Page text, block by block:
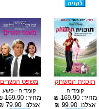
תוכנית המשחק
קומדיה
מחיר:169.90 ₪
אצלנו: 99.90 ₪
משפט הנשרים
קומדיה - פשע
מחיר:169.90 ₪
אצלנו: 79.90 ₪